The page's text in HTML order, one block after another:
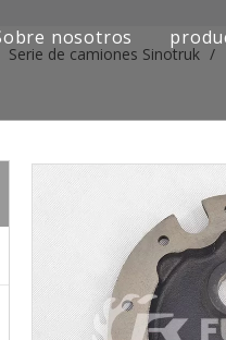
nosotros
Serie de camiones Sinotruk /